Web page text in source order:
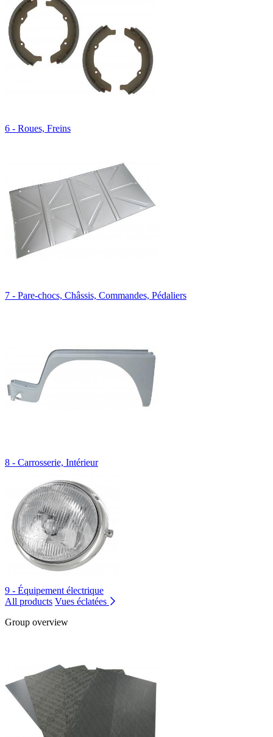
6 - Roues, Freins
7 - Pare-chocs, Châssis, Commandes, Pédaliers
8 - Carrosserie, Intérieur
9 - Équipement électrique
All products Vues éclatées
Group overview